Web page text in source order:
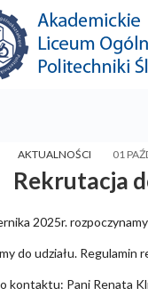
AKTUALNOŚCI 01
Rekrutacja
2025r.
do udziału. Regulamin
kontaktu: Pani Renata